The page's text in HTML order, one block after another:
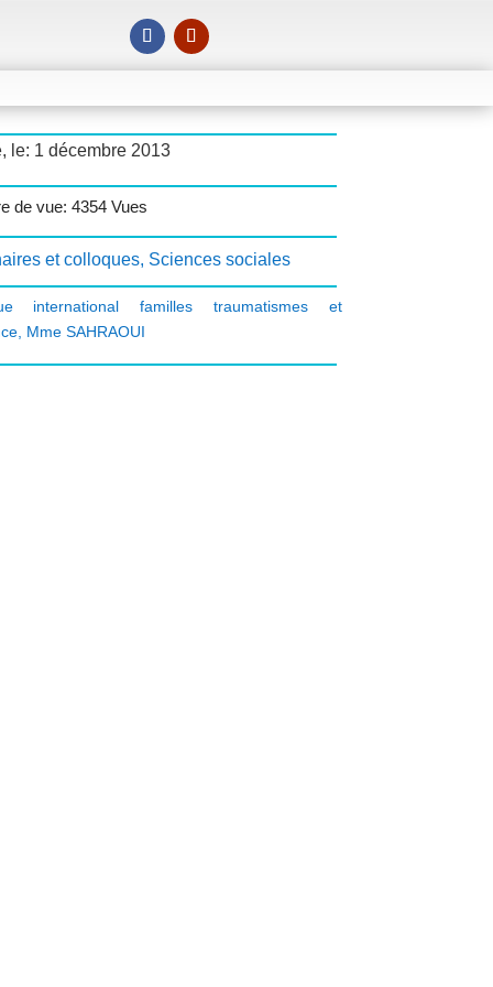
le: 1 décembre 2013
de vue: 4354 Vues
et colloques, Sciences sociales
international familles traumatismes et
, Mme SAHRAOUI